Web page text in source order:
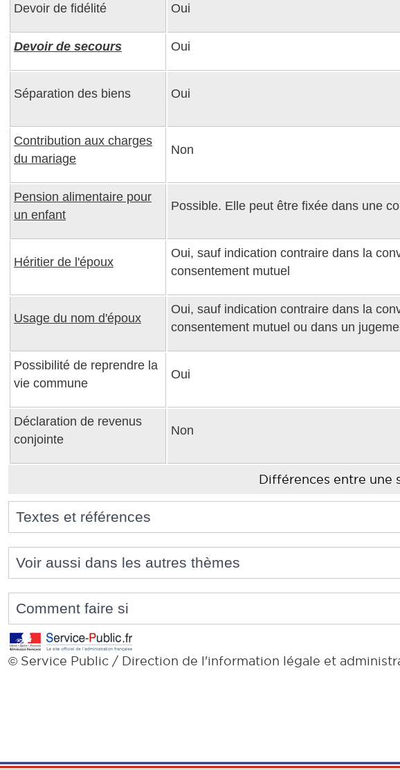
Différences entre une
Devoir de fidélité Oui
Devoir de secours Oui
Séparation des biens Oui
Contribution aux charges
du mariage
Non
Pension alimentaire pour
un enfant
Possible. Elle peut être fixée dans une
Héritier de l'époux
Oui, sauf indication contraire dans la
consentement mutuel
Usage du nom d'époux
Oui, sauf indication contraire dans la
consentement mutuel ou dans un
Possibilité de reprendre la
vie commune
Oui
Déclaration de revenus
conjointe
Non
Textes et références
Voir aussi dans les autres thèmes
Comment faire si
© Service Public / Direction de l'information légale et